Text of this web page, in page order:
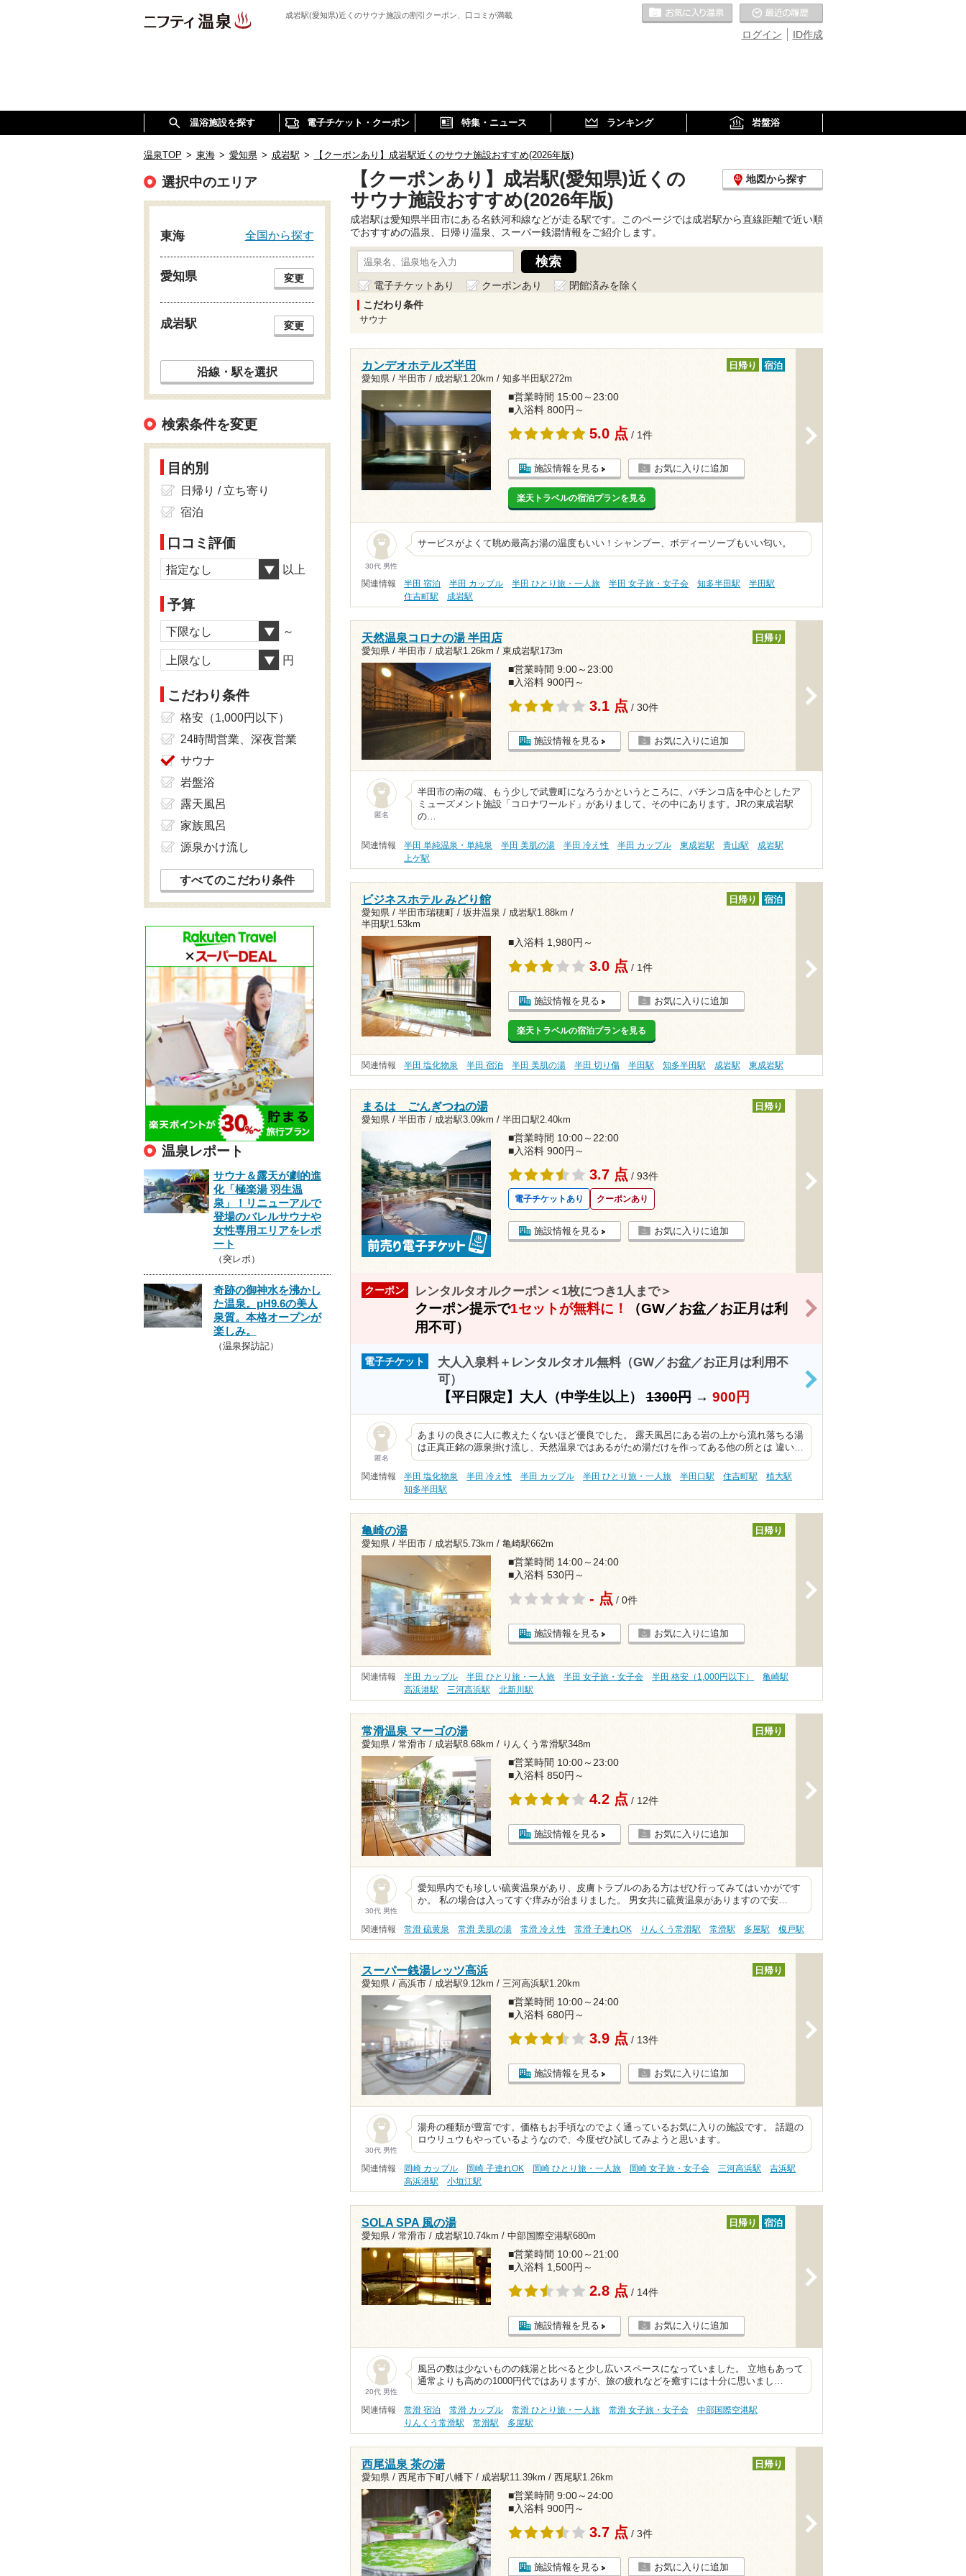
成岩駅(愛知県)近くのサウナ施設の割引クーポン、口コミが満載
ID作成
ログイン
お気に入りの温泉
温浴施設を探す 電子チケット・クーポン 特集・ニュース ランキング 岩盤浴
温泉TOP > 東海 > 愛知県 > 成岩駅 > 【クーポンあり】成岩駅近くのサウナ施設おすすめ(2026年版)
【クーポンあり】成岩駅(愛知県)近くの
サウナ施設おすすめ(2026年版)
地図から探す
成岩駅は愛知県半田市にある名鉄河和線などが走る駅です。このページでは成岩駅から直線距離で近い順
でおすすめの温泉、日帰り温泉、スーパー銭湯情報をご紹介します。
電子チケットあり クーポンあり
閉館済みを除く
こだわり条件
サウナ
カンデオホテルズ半田
愛知県 / 半田市 / 成岩駅1.20km / 知多半田駅272m
日帰り 宿泊
■営業時間 15:00～23:00
■入浴料 800円～
5.0 点 / 1件
施設情報を見る お気に入りに追加
楽天トラベルの宿泊プランを見る
30代 男性
サービスがよくて眺め最高お湯の温度もいい！シャンプー、ボディーソープもいい匂い。
関連情報 半田 宿泊 半田 カップル 半田 ひとり旅・一人旅 半田 女子旅・女子会 知多半田駅
半田駅
住吉町駅
成岩駅
天然温泉コロナの湯 半田店
愛知県 / 半田市 / 成岩駅1.26km / 東成岩駅173m
日帰り
■営業時間 9:00～23:00
■入浴料 900円～
3.1 点 / 30件
施設情報を見る お気に入りに追加
匿名
半田市の南の端、もう少しで武豊町になろうかというところに、パチンコ店を中心としたア
ミューズメント施設「コロナワールド」がありまして、その中にあります。JRの東成岩駅
の…
関連情報 半田 単純温泉・単純泉 半田 美肌の湯 半田 冷え性 半田 カップル 東成岩駅 青山駅
成岩駅
上ゲ駅
ビジネスホテル みどり館
愛知県 / 半田市瑞穂町 / 坂井温泉 / 成岩駅1.88km /
半田駅1.53km
日帰り 宿泊
■入浴料 1,980円～
3.0 点 / 1件
施設情報を見る お気に入りに追加
楽天トラベルの宿泊プランを見る
関連情報 半田 塩化物泉 半田 宿泊 半田 美肌の湯 半田 切り傷 半田駅 知多半田駅 成岩駅 東成岩駅
まるは ごんぎつねの湯
愛知県 / 半田市 / 成岩駅3.09km / 半田口駅2.40km
日帰り
■営業時間 10:00～22:00
■入浴料 900円～
3.7 点 / 93件
電子チケットあり クーポンあり
施設情報を見る お気に入りに追加
クーポン レンタルタオルクーポン＜1枚につき1人まで＞
クーポン提示で1セットが無料に！
（GW／お盆／お正月は利
用不可）
電子チケット
大人入泉料＋レンタルタオル無料（GW／お盆／お正月は利用不
可）
【平日限定】大人（中学生以上）1300円→ 900円
>
匿名
あまりの良さに人に教えたくないほど優良でした。 露天風呂にある岩の上から流れ落ちる湯
は正真正銘の源泉掛け流し、天然温泉ではあるがため湯だけを作ってある他の所とは 違い…
関連情報 半田 塩化物泉 半田 冷え性 半田 カップル 半田 ひとり旅・一人旅 半田口駅 住吉町駅
植大駅
知多半田駅
亀崎の湯
愛知県 / 半田市 / 成岩駅5.73km / 亀崎駅662m
日帰り
■営業時間 14:00～24:00
■入浴料 530円～
- 点 / 0件
施設情報を見る お気に入りに追加
関連情報 半田 カップル 半田 ひとり旅・一人旅 半田 女子旅・女子会 半田 格安（1,000円以下）
亀崎駅
高浜港駅
三河高浜駅 北新川駅
常滑温泉 マーゴの湯
愛知県 / 常滑市 / 成岩駅8.68km / りんくう常滑駅348m
日帰り
■営業時間 10:00～23:00
■入浴料 850円～
4.2 点 / 12件
施設情報を見る お気に入りに追加
30代 男性
愛知県内でも珍しい硫黄温泉があり、皮膚トラブルのある方はぜひ行ってみてはいかがです
か。 私の場合は入ってすぐ痒みが治まりました。 男女共に硫黄温泉がありますので安…
関連情報 常滑 硫黄泉 常滑 美肌の湯 常滑 冷え性 常滑 子連れOK りんくう常滑駅 常滑駅 多屋駅 榎戸駅
スーパー銭湯レッツ高浜
愛知県 / 高浜市 / 成岩駅9.12km / 三河高浜駅1.20km
日帰り
■営業時間 10:00～24:00
■入浴料 680円～
3.9 点 / 13件
施設情報を見る お気に入りに追加
30代 男性
湯舟の種類が豊富です。価格もお手頃なのでよく通っているお気に入りの施設です。 話題の
ロウリュウもやっているようなので、今度ぜひ試してみようと思います。
関連情報 岡崎 カップル 岡崎 子連れOK 岡崎 ひとり旅・一人旅 岡崎 女子旅・女子会 三河高浜駅
吉浜駅
高浜港駅
小垣江駅
SOLA SPA 風の湯
愛知県 / 常滑市 / 成岩駅10.74km / 中部国際空港駅680m
日帰り 宿泊
■営業時間 10:00～21:00
■入浴料 1,500円～
2.8 点 / 14件
施設情報を見る お気に入りに追加
20代 男性
風呂の数は少ないものの銭湯と比べると少し広いスペースになっていました。 立地もあって
通常よりも高めの1000円代ではありますが、旅の疲れなどを癒すには十分に思いまし…
関連情報 常滑 宿泊 常滑 カップル 常滑 ひとり旅・一人旅 常滑 女子旅・女子会
中部国際空港駅
りんくう常滑駅
常滑駅 多屋駅
西尾温泉 茶の湯
愛知県 / 西尾市下町八幡下 / 成岩駅11.39km / 西尾駅1.26km
日帰り
■営業時間 9:00～24:00
■入浴料 900円～
3.7 点 / 3件
施設情報を見る お気に入りに追加
選択中のエリア
東海 全国から探す
愛知県 変更
成岩駅 変更
沿線・駅を選択
検索条件を変更
目的別
日帰り / 立ち寄り
宿泊
口コミ評価
指定なし 以上
予算
下限なし ～
上限なし 円
こだわり条件
格安（1,000円以下）
24時間営業、深夜営業
サウナ
岩盤浴
露天風呂
家族風呂
源泉かけ流し
すべてのこだわり条件
温泉レポート
サウナ＆露天が劇的進
化「極楽湯 羽生温
泉」！リニューアルで
登場のバレルサウナや
女性専用エリアをレポ
ート
（突レポ）
奇跡の御神水を沸かし
た温泉。pH9.6の美人
泉質。本格オープンが
楽しみ。
（温泉探訪記）